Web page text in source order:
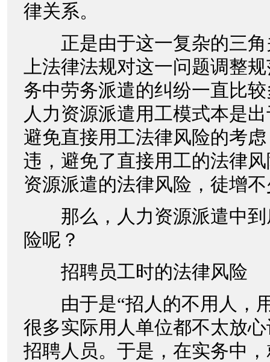
律关系。
正是由于这一复杂的三角
上法律法规对这一问题调整
务中劳务派遣的纠纷一直比
人力资源派遣用工模式本是
避免直接用工法律风险的考
违，避免了直接用工的法律
资源派遣的法律风险，徒增
那么，人力资源派遣中到
险呢？
招聘员工时的法律风险
由于是“招人的不用人，
很多实际用人单位都不太放
招聘人员。于是，在实务中